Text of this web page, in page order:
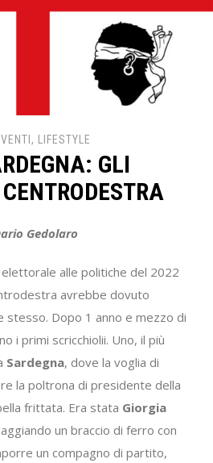
, LIFESTYLE
GLI
Gedolaro
alle politiche del 2022
avrebbe dovuto
Dopo 1 anno e mezzo di
i primi scricchiolii. Uno, il più
Sardegna, dove la voglia di
la poltrona di presidente della
frittata. Era stata Giorgia
un braccio di ferro con
un compagno di partito,